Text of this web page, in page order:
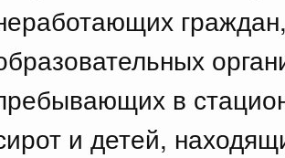
в
и детей,